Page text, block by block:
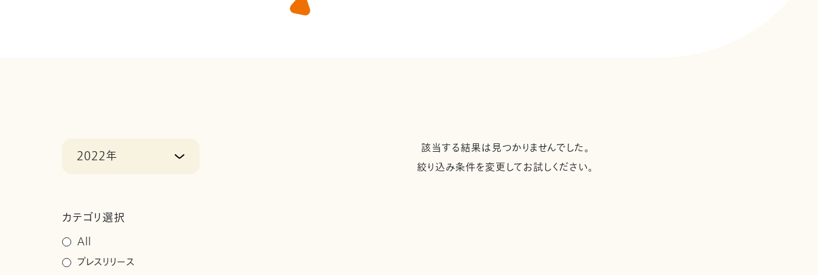
2022年
カテゴリ選択
All
プレスリリース
該当する結果は見つかりませんでした。
絞り込み条件を変更してお試しください。